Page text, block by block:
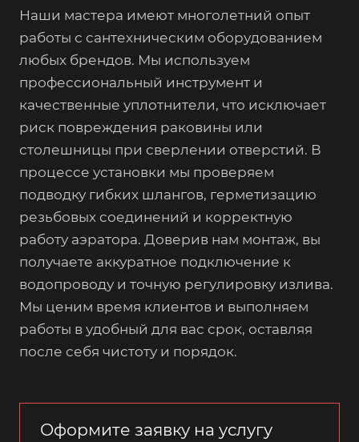
Наши мастера имеют многолетний опыт
работы с сантехническим оборудованием
любых брендов. Мы используем
профессиональный инструмент и
качественные уплотнители, что исключает
риск повреждения раковины или
столешницы при сверлении отверстий. В
процессе установки мы проверяем
подводку гибких шлангов, герметизацию
резьбовых соединений и корректную
работу аэратора. Доверив нам монтаж, вы
получаете аккуратное подключение к
водопроводу и точную регулировку излива.
Мы ценим время клиентов и выполняем
работы в удобный для вас срок, оставляя
после себя чистоту и порядок.
Оформите заявку на услугу